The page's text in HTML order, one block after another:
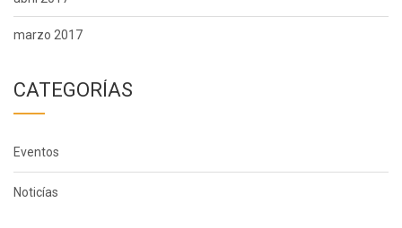
marzo 2017
CATEGORÍAS
Eventos
Noticías